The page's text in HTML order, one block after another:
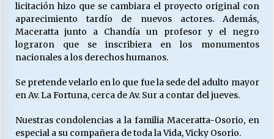
licitación hizo que se cambiara el proyecto original con
aparecimiento tardío de nuevos actores. Además,
Maceratta junto a Chandía un profesor y el negro
lograron que se inscribiera en los monumentos
nacionales a los derechos humanos.
Se pretende velarlo en lo que fue la sede del adulto mayor
en Av. La Fortuna, cerca de Av. Sur a contar del jueves.
Nuestras condolencias a la familia Maceratta-Osorio, en
especial a su compañera de toda la Vida, Vicky Osorio.